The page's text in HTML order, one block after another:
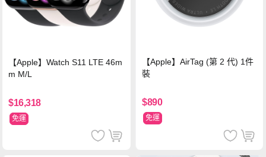
【Apple】Watch S11 LTE 46m
m M/L
$16,318
免運
【Apple】AirTag (第 2 代) 1件
裝
$890
免運